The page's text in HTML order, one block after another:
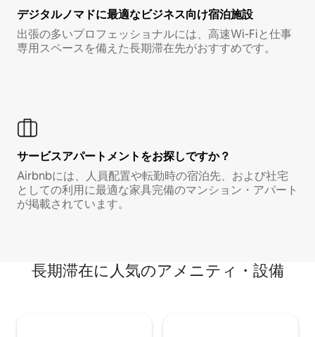
デジタルノマド⁠に最⁠適⁠なビ⁠ジ⁠ネ⁠ス⁠向⁠け宿⁠泊⁠施⁠設
出張の多いプロフェッショナルには、高速Wi-Fiと仕事
専用スペースを備えた長期滞在先がおすすめです。
サービスアパートメントをお探しですか？
Airbnbには、人員配置や転勤時の宿泊先、および社宅
としての利用に最適な家具完備のマンション・アパート
が掲載されています。
長期滞在に人気のアメニティ・設備